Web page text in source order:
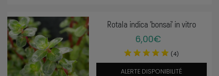
Rotala indica 'bonsai' in vitro
6,00€
(4)
ALERTE DISPONIBILITÉ